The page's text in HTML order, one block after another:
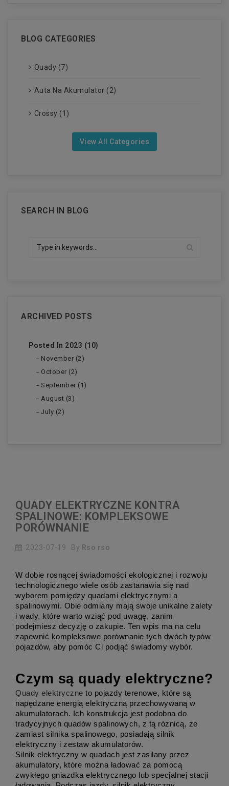
BLOG CATEGORIES
Quady (7)
Auta Na Akumulator (2)
Crossy (1)
View All Categories
SEARCH IN BLOG
ARCHIVED POSTS
Posted In 2023 (10)
November (2)
October (2)
September (1)
August (3)
July (2)
QUADY ELEKTRYCZNE KONTRA
SPALINOWE: KOMPLEKSOWE
PORÓWNANIE
2023-07-19 By Rso rso
W dobie rosnącej świadomości ekologicznej i rozwoju
technologicznego wiele osób zastanawia się nad
wyborem pomiędzy quadami elektrycznymi a
spalinowymi. Obie odmiany mają swoje unikalne zalety
i wady, które warto wziąć pod uwagę, zanim
podejmiesz decyzję o zakupie. Ten wpis ma na celu
zapewnić kompleksowe porównanie tych dwóch typów
pojazdów, aby pomóc Ci podjąć świadomy wybór.
Czym są quady elektryczne?
Quady elektryczne to pojazdy terenowe, które są
napędzane energią elektryczną przechowywaną w
akumulatorach. Ich konstrukcja jest podobna do
tradycyjnych quadów spalinowych, z tą różnicą, że
zamiast silnika spalinowego, posiadają silnik
elektryczny i zestaw akumulatorów.
Silnik elektryczny w quadach jest zasilany przez
akumulatory, które można ładować za pomocą
zwykłego gniazdka elektrycznego lub specjalnej stacji